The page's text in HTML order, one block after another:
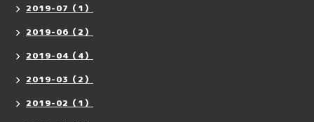
2019-07（1）
2019-06（2）
2019-04（4）
2019-03（2）
2019-02（1）